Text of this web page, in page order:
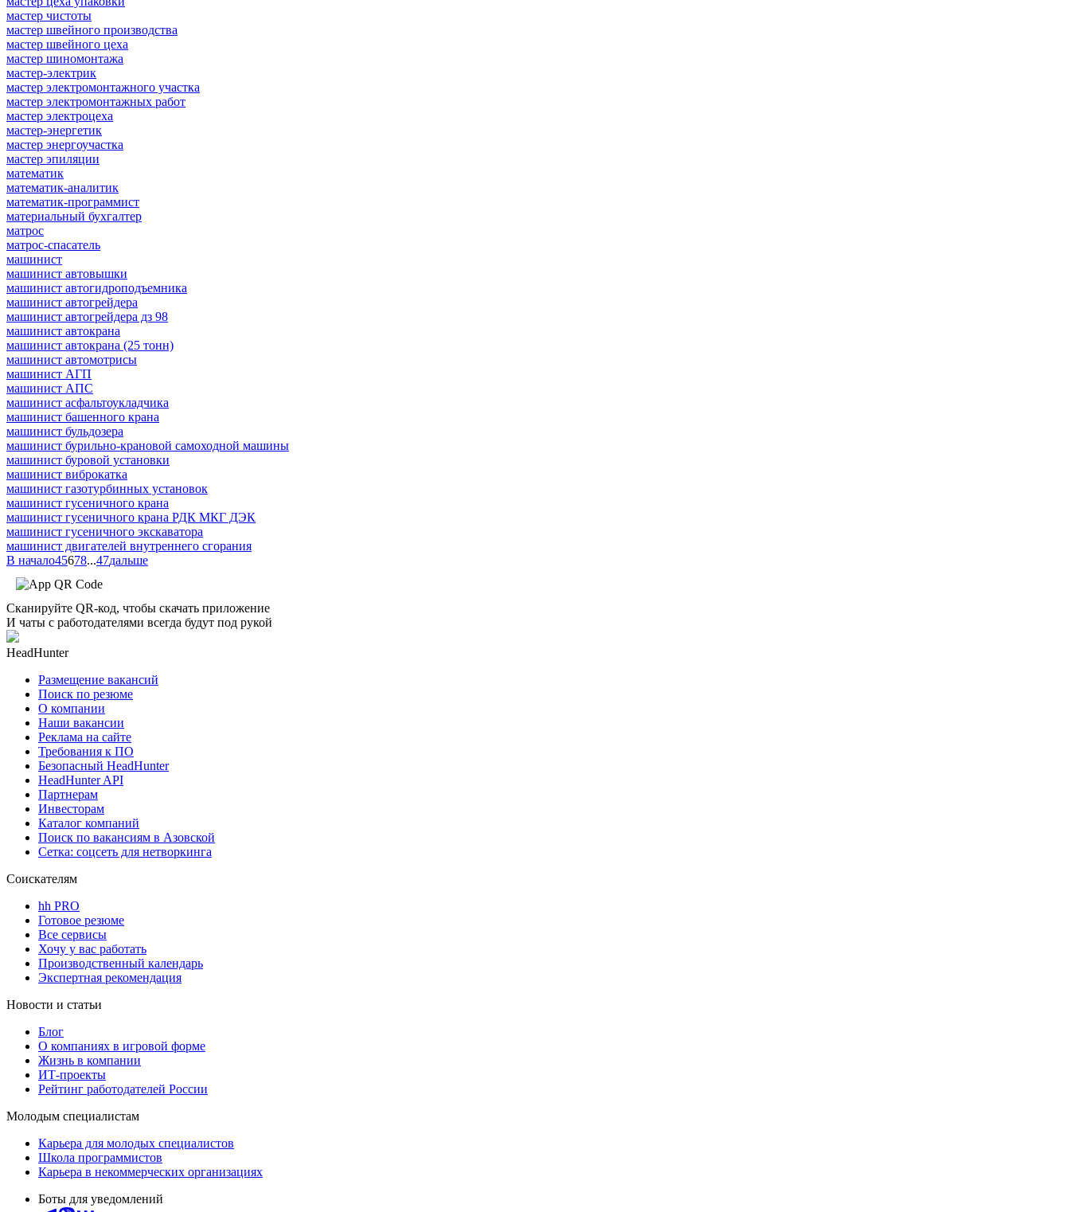
мастер чистоты
мастер швейного производства
мастер швейного цеха
мастер шиномонтажа
мастер-электрик
мастер электромонтажного участка
мастер электромонтажных работ
мастер электроцеха
мастер-энергетик
мастер энергоучастка
мастер эпиляции
математик
математик-аналитик
математик-программист
материальный бухгалтер
матрос
матрос-спасатель
машинист
машинист автовышки
машинист автогидроподъемника
машинист автогрейдера
машинист автогрейдера дз 98
машинист автокрана
машинист автокрана (25 тонн)
машинист автомотрисы
машинист АГП
машинист АПС
машинист асфальтоукладчика
машинист башенного крана
машинист бульдозера
машинист бурильно-крановой самоходной машины
машинист буровой установки
машинист виброкатка
машинист газотурбинных установок
машинист гусеничного крана
машинист гусеничного крана РДК МКГ ДЭК
машинист гусеничного экскаватора
машинист двигателей внутреннего сгорания
В начало45678...47дальше
Сканируйте QR-код, чтобы скачать приложение
И чаты с работодателями всегда будут под рукой
HeadHunter
Размещение вакансий
Поиск по резюме
О компании
Наши вакансии
Реклама на сайте
Требования к ПО
Безопасный HeadHunter
HeadHunter API
Партнерам
Инвесторам
Каталог компаний
Поиск по вакансиям в Азовской
Сетка: соцсеть для нетворкинга
Соискателям
hh PRO
Готовое резюме
Все сервисы
Хочу у вас работать
Производственный календарь
Экспертная рекомендация
Новости и статьи
Блог
О компаниях в игровой форме
Жизнь в компании
ИТ-проекты
Рейтинг работодателей России
Молодым специалистам
Карьера для молодых специалистов
Школа программистов
Карьера в некоммерческих организациях
Боты для уведомлений